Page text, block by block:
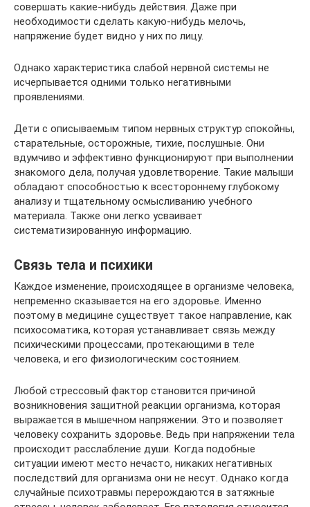
совершать какие-нибудь действия. Даже при
необходимости сделать какую-нибудь мелочь,
напряжение будет видно у них по лицу.
Однако характеристика слабой нервной системы не
исчерпывается одними только негативными
проявлениями.
Дети с описываемым типом нервных структур спокойны,
старательные, осторожные, тихие, послушные. Они
вдумчиво и эффективно функционируют при выполнении
знакомого дела, получая удовлетворение. Такие малыши
обладают способностью к всестороннему глубокому
анализу и тщательному осмысливанию учебного
материала. Также они легко усваивает
систематизированную информацию.
Связь тела и психики
Каждое изменение, происходящее в организме человека,
непременно сказывается на его здоровье. Именно
поэтому в медицине существует такое направление, как
психосоматика, которая устанавливает связь между
психическими процессами, протекающими в теле
человека, и его физиологическим состоянием.
Любой стрессовый фактор становится причиной
возникновения защитной реакции организма, которая
выражается в мышечном напряжении. Это и позволяет
человеку сохранить здоровье. Ведь при напряжении тела
происходит расслабление души. Когда подобные
ситуации имеют место нечасто, никаких негативных
последствий для организма они не несут. Однако когда
случайные психотравмы перерождаются в затяжные